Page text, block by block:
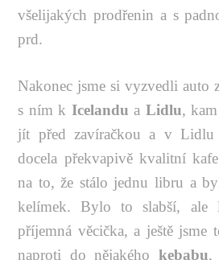
všelijakých prodřenin a s
prd.
Nakonec jsme si vyzvedli auto
s ním k Icelandu a Lidlu,
jít před zavíračkou a v Lidlu
docela překvapivě kvalitní
na to, že stálo jednu libru a
kelímek. Bylo to slabší, ale
příjemná věcička, a ještě jsme
naproti do nějakého kebabu,